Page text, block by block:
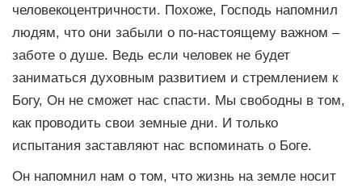
человекоцентричности. Похоже, Господь напомнил
людям, что они забыли о по-настоящему важном –
заботе о душе. Ведь если человек не будет
заниматься духовным развитием и стремлением к
Богу, Он не сможет нас спасти. Мы свободны в том,
как проводить свои земные дни. И только
испытания заставляют нас вспоминать о Боге.
Он напомнил нам о том, что жизнь на земле носит